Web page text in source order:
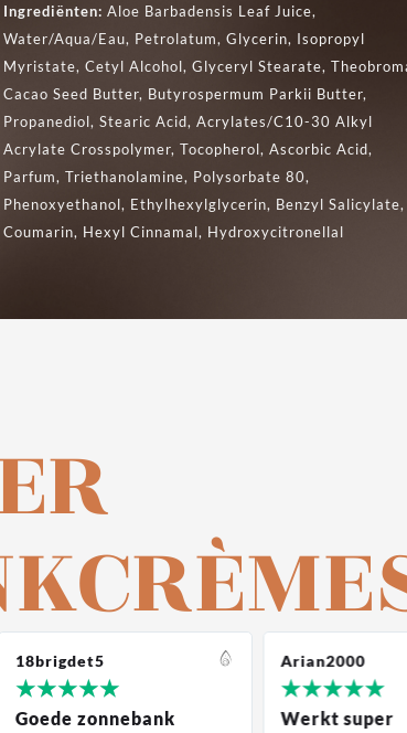
Ingrediënten:Aloe Barbadensis Leaf Juice,
Water/Aqua/Eau, Petrolatum, Glycerin, Isopropyl
Myristate, Cetyl Alcohol, Glyceryl Stearate,
Cacao Seed Butter, Butyrospermum Parkii Butter,
Propanediol, Stearic Acid, Acrylates/C10-30 Alkyl
Acrylate Crosspolymer, Tocopherol, Ascorbic Acid,
Parfum, Triethanolamine, Polysorbate 80,
Phenoxyethanol, Ethylhexylglycerin, Benzyl Salicylate,
Coumarin, Hexyl Cinnamal, Hydroxycitronellal
18brigdet5
★★★★★
Goede zonnebank
Arian2000
★★★★★
Werkt super